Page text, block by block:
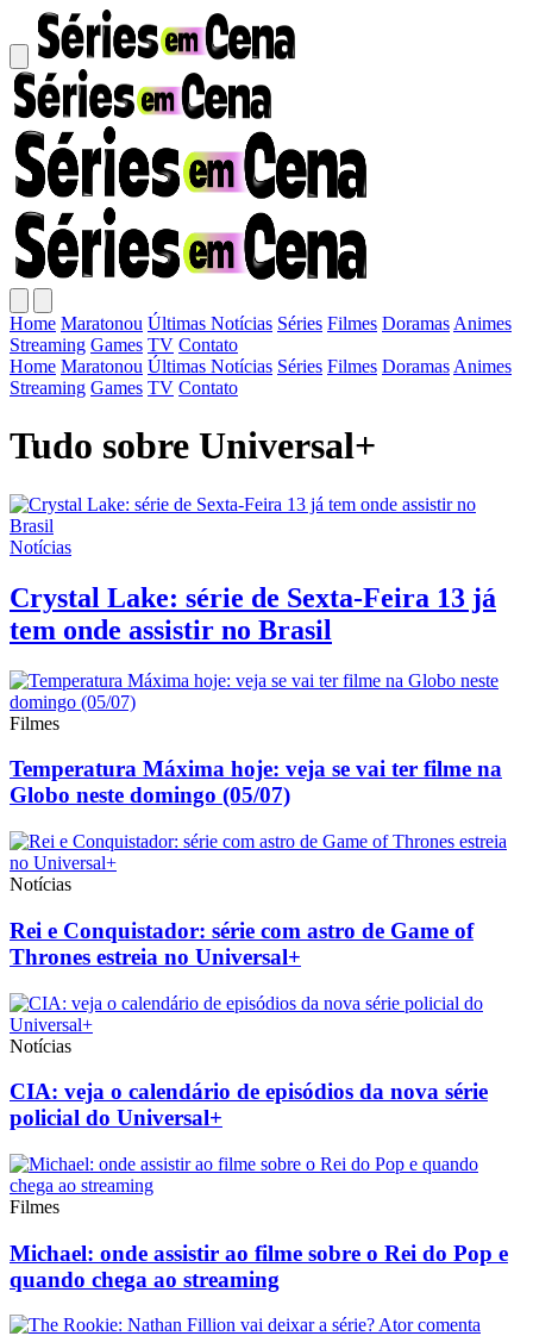
Home Maratonou Últimas Notícias Séries Filmes Doramas Animes
Streaming Games TV Contato
Home Maratonou Últimas Notícias Séries Filmes Doramas Animes
Streaming Games TV Contato
Tudo sobre Universal+
Notícias
Crystal Lake: série de Sexta-Feira 13 já
tem onde assistir no Brasil
Filmes
Temperatura Máxima hoje: veja se vai ter filme na
Globo neste domingo (05/07)
Notícias
Rei e Conquistador: série com astro de Game of
Thrones estreia no Universal+
Notícias
CIA: veja o calendário de episódios da nova série
policial do Universal+
Filmes
Michael: onde assistir ao filme sobre o Rei do Pop e
quando chega ao streaming